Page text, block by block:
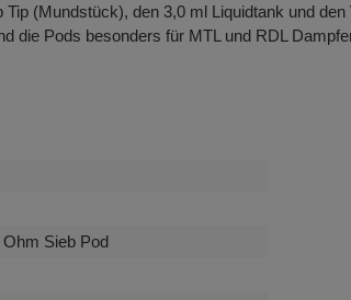
(Mundstück), den 3,0 ml Liquidtank und
die Pods besonders für MTL und RDL
Sieb Pod